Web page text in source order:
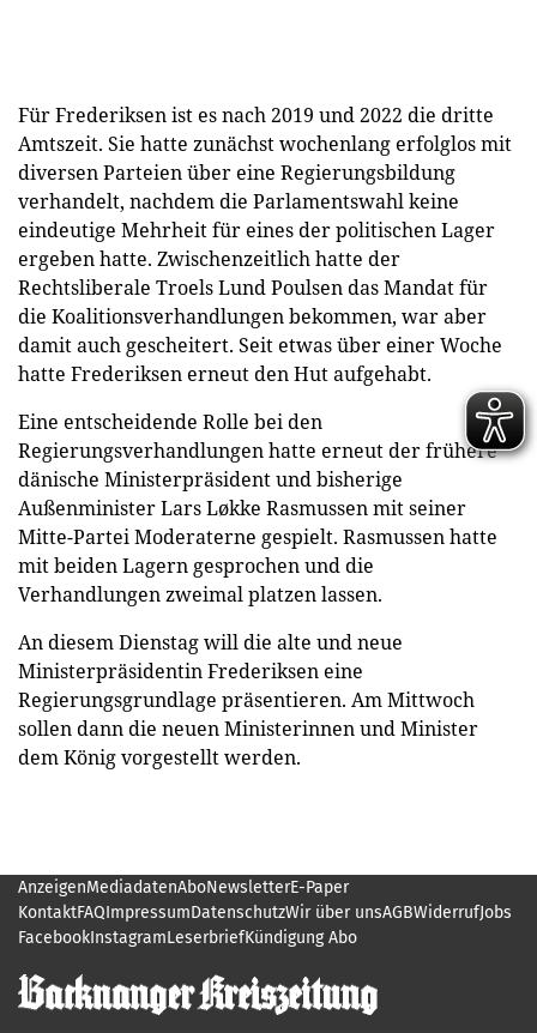
Für Frederiksen ist es nach 2019 und 2022 die dritte
Amtszeit. Sie hatte zunächst wochenlang erfolglos mit
diversen Parteien über eine Regierungsbildung
verhandelt, nachdem die Parlamentswahl keine
eindeutige Mehrheit für eines der politischen Lager
ergeben hatte. Zwischenzeitlich hatte der
Rechtsliberale Troels Lund Poulsen das Mandat für
die Koalitionsverhandlungen bekommen, war aber
damit auch gescheitert. Seit etwas über einer Woche
hatte Frederiksen erneut den Hut aufgehabt.
Eine entscheidende Rolle bei den
Regierungsverhandlungen hatte erneut der frühere
dänische Ministerpräsident und bisherige
Außenminister Lars Løkke Rasmussen mit seiner
Mitte-Partei Moderaterne gespielt. Rasmussen hatte
mit beiden Lagern gesprochen und die
Verhandlungen zweimal platzen lassen.
An diesem Dienstag will die alte und neue
Ministerpräsidentin Frederiksen eine
Regierungsgrundlage präsentieren. Am Mittwoch
sollen dann die neuen Ministerinnen und Minister
dem König vorgestellt werden.
AnzeigenMediadatenAboNewsletterE-Paper
KontaktFAQImpressumDatenschutzWir über unsAGBWiderrufJobs
FacebookInstagramLeserbriefKündigung Abo